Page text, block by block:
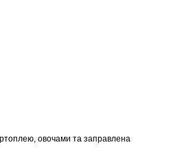
овочами та заправлена